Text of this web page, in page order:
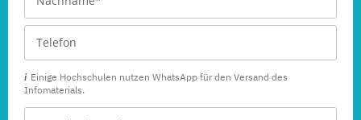
Einige Hochschulen nutzen WhatsApp für den Versand des
Infomaterials.